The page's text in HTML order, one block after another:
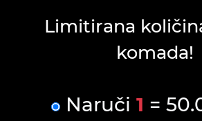
Limitirana
komada!
Naruči 1 =